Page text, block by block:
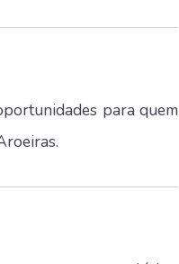
para quem